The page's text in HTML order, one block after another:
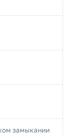
замыкании